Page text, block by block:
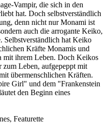
Vampir, die sich in den
hat. Doch selbstverständlich
denn nicht nur Monami ist
auch die arrogante Keiko,
Selbstverständlich hat Keiko
Kräfte Monamis und
mit ihrem Leben. Doch Keikos
zum Leben, aufgepeppt mit
übermenschlichen Kräften.
Girl" und dem "Frankenstein
den Beginn eines
Featurette